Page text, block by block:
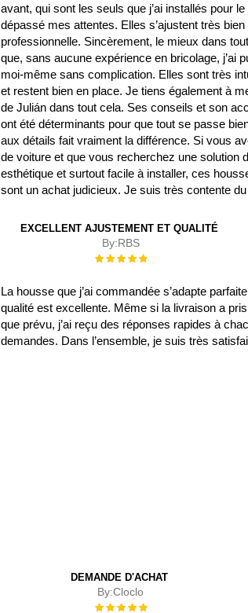
avant, qui sont les seuls que j’ai installés pour
dépassé mes attentes. Elles s’ajustent très
professionnelle. Sincèrement, le mieux dans
que, sans aucune expérience en bricolage, j’ai
moi-même sans complication. Elles sont très
et restent bien en place. Je tiens également à
de Julián dans tout cela. Ses conseils et son
ont été déterminants pour que tout se passe
aux détails fait vraiment la différence. Si vous
de voiture et que vous recherchez une solution
esthétique et surtout facile à installer, ces
sont un achat judicieux. Je suis très contente
EXCELLENT AJUSTEMENT ET QUALITÉ
By:RBS
Évaluation :
La housse que j’ai commandée s’adapte
qualité est excellente. Même si la livraison a
que prévu, j’ai reçu des réponses rapides à
demandes. Dans l’ensemble, je suis très
DEMANDE D'ACHAT
By:Cloclo
Évaluation :